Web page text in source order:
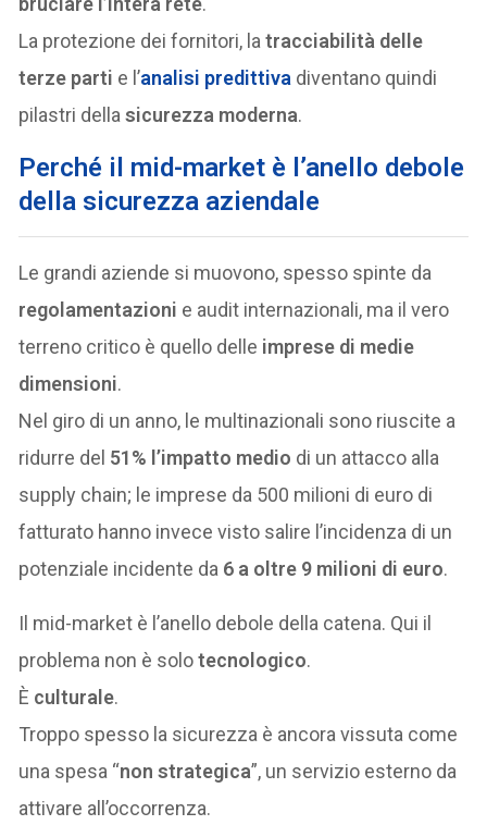
La protezione dei fornitori, latracciabilità delle
terze parti e l’analisi predittiva diventano quindi
pilastri dellasicurezza moderna.
Perché il mid-market è l’anello debole
della sicurezza aziendale
Le grandi aziende si muovono, spesso spinte da
regolamentazioni e audit internazionali, ma il vero
terreno critico è quello delle imprese di medie
dimensioni.
Nel giro di un anno, le multinazionali sono riuscite a
ridurre del 51% l’impatto medio di un attacco alla
supply chain; le imprese da 500 milioni di euro di
fatturato hanno invece visto salire l’incidenza di un
potenziale incidente da 6 a oltre 9 milioni di euro.
Il mid-market è l’anello debole della catena. Qui il
problema non è solotecnologico.
È culturale.
Troppo spesso la sicurezza è ancora vissuta come
una spesa “non strategica”, un servizio esterno da
attivare all’occorrenza.